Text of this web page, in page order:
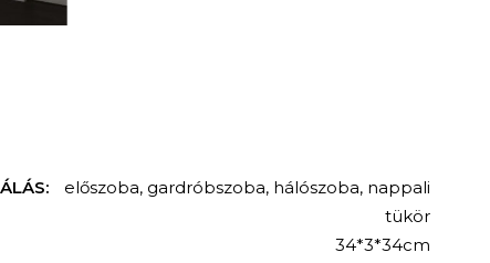
előszoba, gardróbszoba, hálószoba, nappali
tükör
34*3*34cm